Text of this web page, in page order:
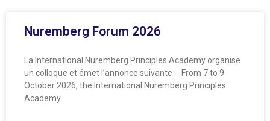
Nuremberg Forum 2026
La International Nuremberg Principles Academy organise
un colloque et émet l’annonce suivante : From 7 to 9
October 2026, the International Nuremberg Principles
Academy